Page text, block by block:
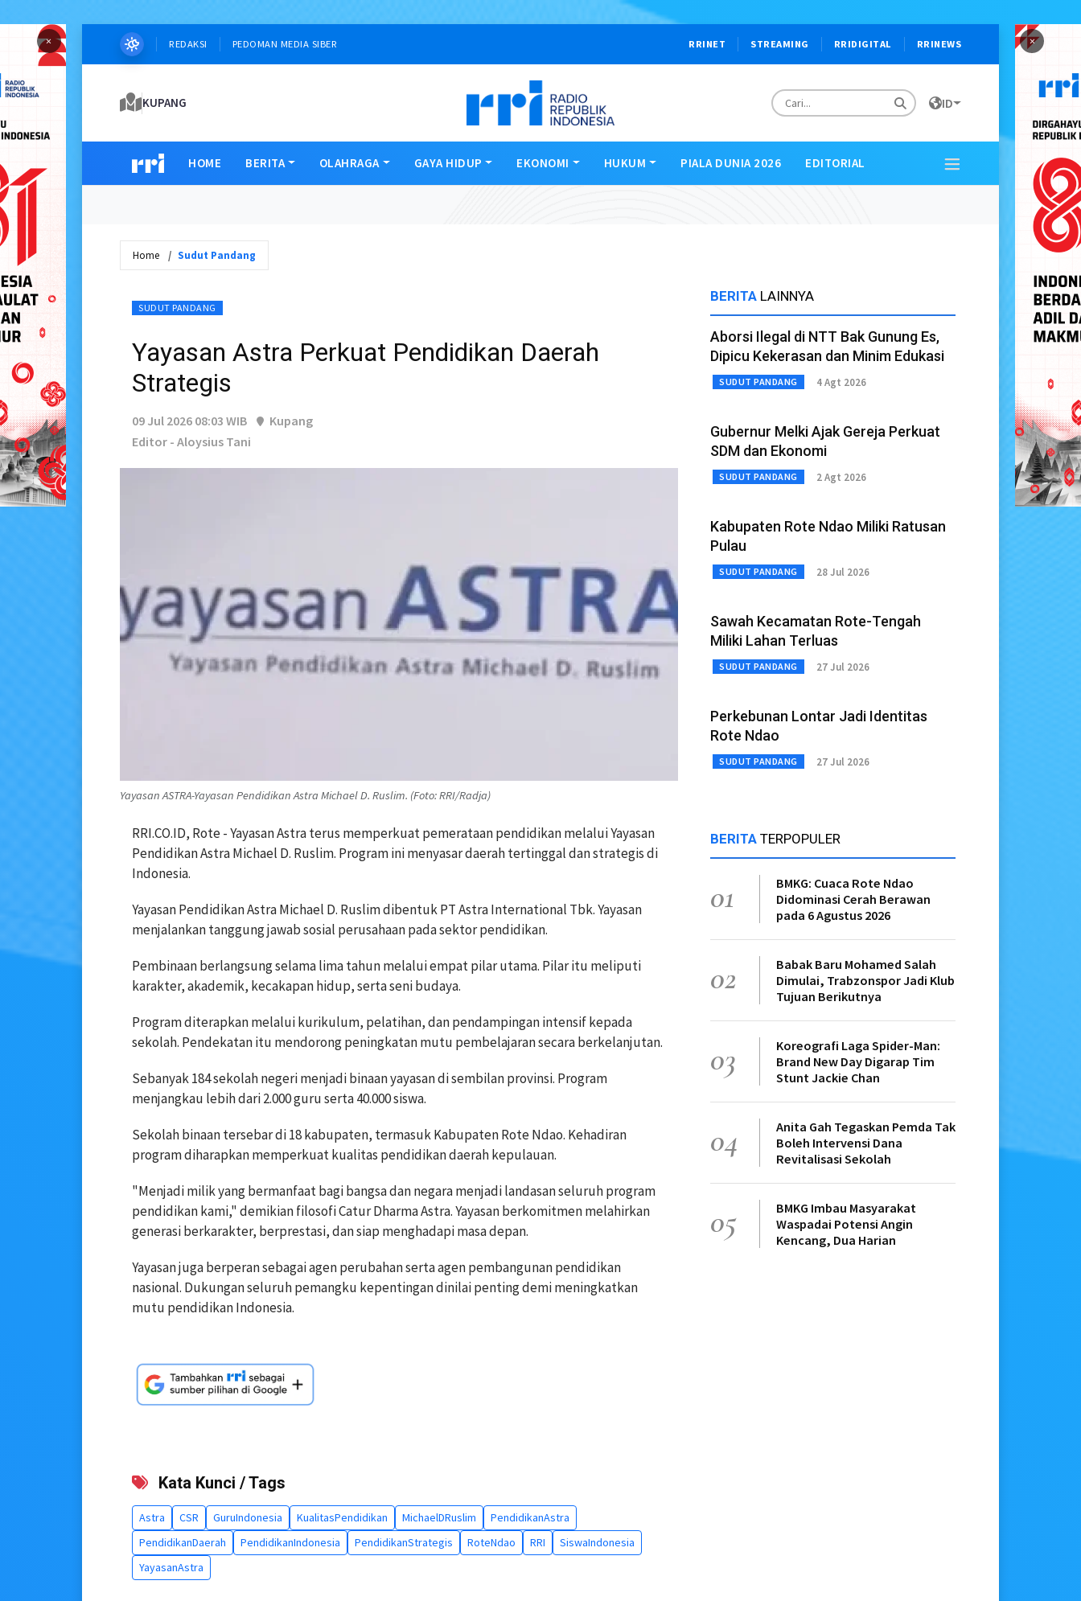
× ×
REDAKSI PEDOMAN MEDIA SIBER RRINET STREAMING RRIDIGITAL RRINEWS
KUPANG ID
HOME BERITA OLAHRAGA GAYA HIDUP EKONOMI HUKUM PIALA DUNIA 2026 EDITORIAL
Home Sudut Pandang
SUDUT PANDANG
Yayasan Astra Perkuat Pendidikan Daerah
Strategis
09 Jul 2026 08:03 WIB
Kupang
Editor - Aloysius Tani
Yayasan ASTRA-Yayasan Pendidikan Astra Michael D. Ruslim. (Foto: RRI/Radja)
RRI.CO.ID, Rote - Yayasan Astra terus memperkuat pemerataan pendidikan melalui Yayasan
Pendidikan Astra Michael D. Ruslim. Program ini menyasar daerah tertinggal dan strategis di
Indonesia.
Yayasan Pendidikan Astra Michael D. Ruslim dibentuk PT Astra International Tbk. Yayasan
menjalankan tanggung jawab sosial perusahaan pada sektor pendidikan.
Pembinaan berlangsung selama lima tahun melalui empat pilar utama. Pilar itu meliputi
karakter, akademik, kecakapan hidup, serta seni budaya.
Program diterapkan melalui kurikulum, pelatihan, dan pendampingan intensif kepada
sekolah. Pendekatan itu mendorong peningkatan mutu pembelajaran secara berkelanjutan.
Sebanyak 184 sekolah negeri menjadi binaan yayasan di sembilan provinsi. Program
menjangkau lebih dari 2.000 guru serta 40.000 siswa.
Sekolah binaan tersebar di 18 kabupaten, termasuk Kabupaten Rote Ndao. Kehadiran
program diharapkan memperkuat kualitas pendidikan daerah kepulauan.
"Menjadi milik yang bermanfaat bagi bangsa dan negara menjadi landasan seluruh program
pendidikan kami," demikian filosofi Catur Dharma Astra. Yayasan berkomitmen melahirkan
generasi berkarakter, berprestasi, dan siap menghadapi masa depan.
Yayasan juga berperan sebagai agen perubahan serta agen pembangunan pendidikan
nasional. Dukungan seluruh pemangku kepentingan dinilai penting demi meningkatkan
mutu pendidikan Indonesia.
Kata Kunci / Tags
Astra CSR GuruIndonesia KualitasPendidikan MichaelDRuslim
PendidikanAstra
PendidikanDaerah
PendidikanIndonesia PendidikanStrategis RoteNdao RRI
SiswaIndonesia
YayasanAstra
BERITA LAINNYA
Aborsi Ilegal di NTT Bak Gunung Es,
Dipicu Kekerasan dan Minim Edukasi
SUDUT PANDANG 4 Agt 2026
Gubernur Melki Ajak Gereja Perkuat
SDM dan Ekonomi
SUDUT PANDANG 2 Agt 2026
Kabupaten Rote Ndao Miliki Ratusan
Pulau
SUDUT PANDANG 28 Jul 2026
Sawah Kecamatan Rote-Tengah
Miliki Lahan Terluas
SUDUT PANDANG 27 Jul 2026
Perkebunan Lontar Jadi Identitas
Rote Ndao
SUDUT PANDANG 27 Jul 2026
BERITA TERPOPULER
01
BMKG: Cuaca Rote Ndao
Didominasi Cerah Berawan
pada 6 Agustus 2026
02
Babak Baru Mohamed Salah
Dimulai, Trabzonspor Jadi Klub
Tujuan Berikutnya
03
Koreografi Laga Spider-Man:
Brand New Day Digarap Tim
Stunt Jackie Chan
04
Anita Gah Tegaskan Pemda Tak
Boleh Intervensi Dana
Revitalisasi Sekolah
05
BMKG Imbau Masyarakat
Waspadai Potensi Angin
Kencang, Dua Harian